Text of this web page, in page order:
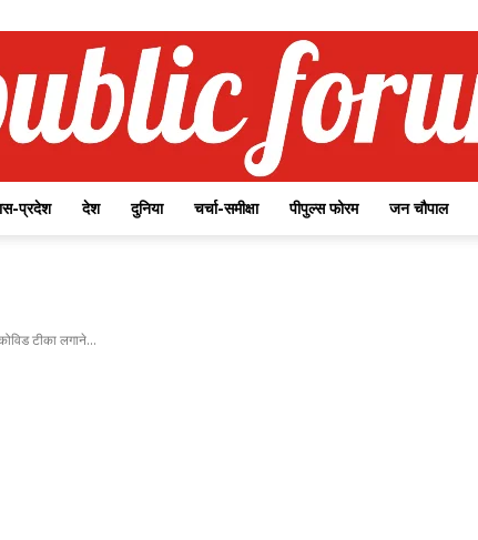
प्रदेश देश दुनिया चर्चा-समीक्षा पीपुल्स फोरम जन चौपाल
टीका लगाने...